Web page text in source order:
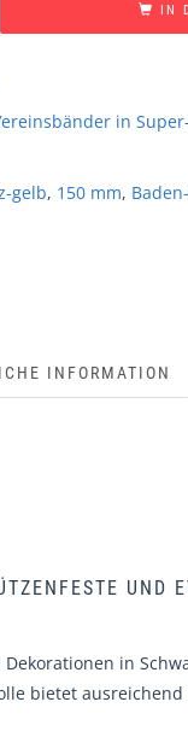
IN
in
gelb, 150 mm,
INFORMATION
UND
in
bietet